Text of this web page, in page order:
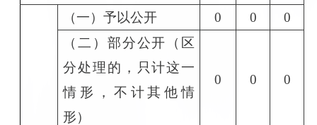
（一）予以公开 0 0
0
（二）部分公开（区
分处理的，只计这一
情形，不计其他情
形）
0 0 0